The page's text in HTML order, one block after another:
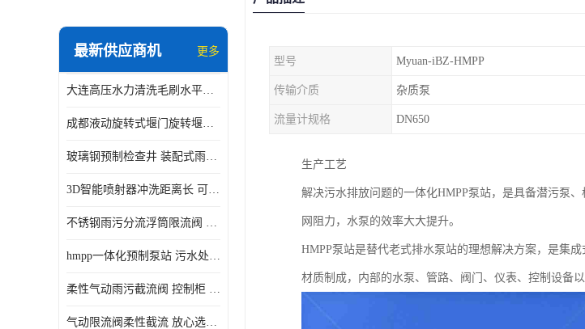
智能一体化雨水泵站
智能一体化供水泵房
智能一体化净水设备
最新供应商机 更多
大连高压水力清洗毛刷水平自清洁滚刷 水力自动冲洗系统 水力清洗
成都液动旋转式堰门旋转堰门 自动控制 SUS304
玻璃钢预制检查井 装配式雨水污水井 初期弃流井 源头厂家
3D智能喷射器冲洗距离长 可270度旋转 高强度水压远距离喷洗
不锈钢雨污分流浮筒限流阀 DN150-DN1000 品质可信
hmpp一体化预制泵站 污水处理系统 乡镇学校市政排水 厂家供应
柔性气动雨污截流阀 控制柜 远程控制安全性高检修方便
气动限流阀柔性截流 放心选购 控源截污铭源环保
型号 Myuan-iBZ-HMPP
传输介质 杂质泵
流量计规格 DN650
生产工艺
解决污水排放问题的一体化HMPP泵站，是具备潜污泵
网阻力，水泵的效率大大提升。
HMPP泵站是替代老式排水泵站的理想解决方案，是集
材质制成，内部的水泵、管路、阀门、仪表、控制设备